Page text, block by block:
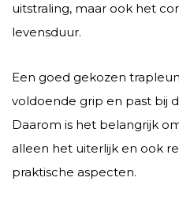
uitstraling, maar ook het
levensduur.
Een goed gekozen
voldoende grip en past bij
Daarom is het belangrijk
alleen het uiterlijk en ook
praktische aspecten.